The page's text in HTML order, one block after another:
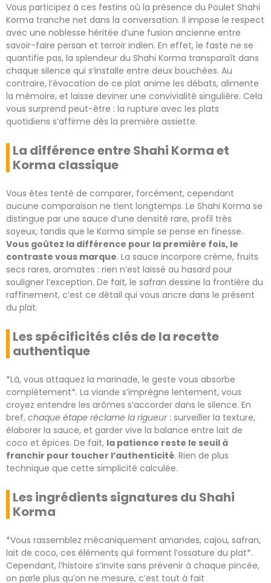
Vous participez à ces festins où la présence du Poulet Shahi
Korma tranche net dans la conversation. Il impose le respect
avec une noblesse héritée d’une fusion ancienne entre
savoir-faire persan et terroir indien. En effet, le faste ne se
quantifie pas, la splendeur du Shahi Korma transparaît dans
chaque silence qui s’installe entre deux bouchées. Au
contraire, l’évocation de ce plat anime les débats, alimente
la mémoire, et laisse deviner une convivialité singulière. Cela
vous surprend peut-être : la rupture avec les plats
quotidiens s’affirme dès la première assiette.
La différence entre Shahi Korma et
Korma classique
Vous êtes tenté de comparer, forcément, cependant
aucune comparaison ne tient longtemps. Le Shahi Korma se
distingue par une sauce d’une densité rare, profil très
soyeux, tandis que le Korma simple se pense en finesse.
Vous goûtez la différence pour la première fois, le
contraste vous marque. La sauce incorpore crème, fruits
secs rares, aromates : rien n’est laissé au hasard pour
souligner l’exception. De fait, le safran dessine la frontière du
raffinement, c’est ce détail qui vous ancre dans le présent
du plat.
Les spécificités clés de la recette
authentique
*Là, vous attaquez la marinade, le geste vous absorbe
complètement*. La viande s’imprègne lentement, vous
croyez entendre les arômes s’accorder dans le silence. En
bref, chaque étape réclame la rigueur: surveiller la texture,
élaborer la sauce, et garder vive la balance entre lait de
coco et épices. De fait, la patience reste le seuil à
franchir pour toucher l’authenticité. Rien de plus
technique que cette simplicité calculée.
Les ingrédients signatures du Shahi
Korma
*Vous rassemblez mécaniquement amandes, cajou, safran,
lait de coco, ces éléments qui forment l’ossature du plat*.
Cependant, l’histoire s’invite sans prévenir à chaque pincée,
on parle plus qu’on ne mesure, c’est tout à fait